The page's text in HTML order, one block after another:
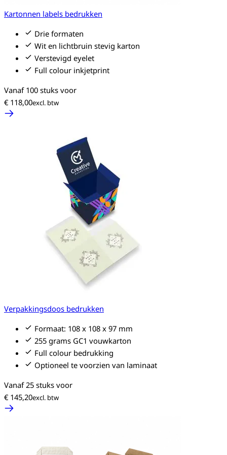
Kartonnen labels bedrukken
Drie formaten
Wit en lichtbruin stevig karton
Verstevigd eyelet
Full colour inkjetprint
Vanaf 100 stuks voor
€ 118,00
Verpakkingsdoos bedrukken
Formaat: 108 x 108 x 97 mm
255 grams GC1 vouwkarton
Full colour bedrukking
Optioneel te voorzien van laminaat
Vanaf 25 stuks voor
€ 145,20